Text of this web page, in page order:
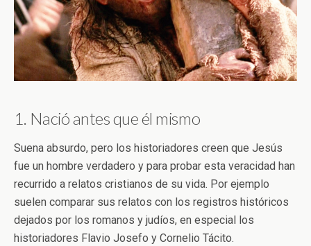
1. Nació antes que él mismo
Suena absurdo, pero los historiadores creen que Jesús
fue un hombre verdadero y para probar esta veracidad han
recurrido a relatos cristianos de su vida. Por ejemplo
suelen comparar sus relatos con los registros históricos
dejados por los romanos y judíos, en especial los
historiadores Flavio Josefo y Cornelio Tácito.